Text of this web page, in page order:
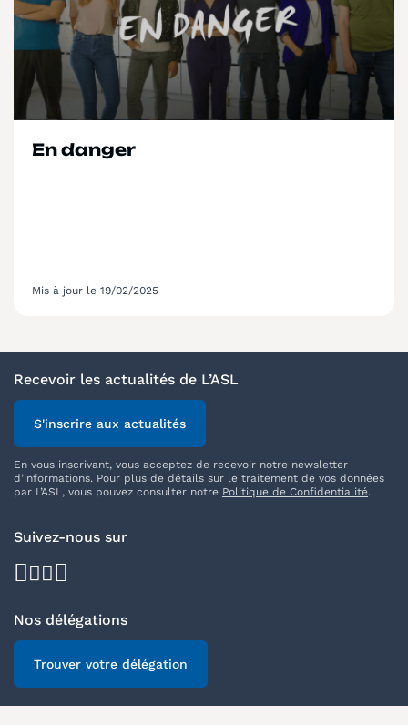
En danger
Mis à jour le 19/02/2025
Recevoir les actualités de L’ASL
S'inscrire aux actualités
En vous inscrivant, vous acceptez de recevoir notre newsletter
d’informations. Pour plus de détails sur le traitement de vos données
par L’ASL, vous pouvez consulter notre Politique de Confidentialité.
Suivez-nous sur
facebook
instagram
linkedin
Nos délégations
Trouver votre délégation